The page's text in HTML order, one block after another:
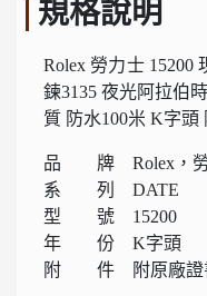
規格說明
Rolex 勞力士 15200
鍊3135 夜光阿拉伯
質 防水100米 K字頭
品 牌 Rolex，勞
系 列 DATE
型 號 15200
年 份 K字頭
附 件 附原廠證